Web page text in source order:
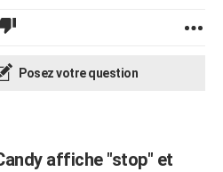
Posez votre question
affiche "stop" et